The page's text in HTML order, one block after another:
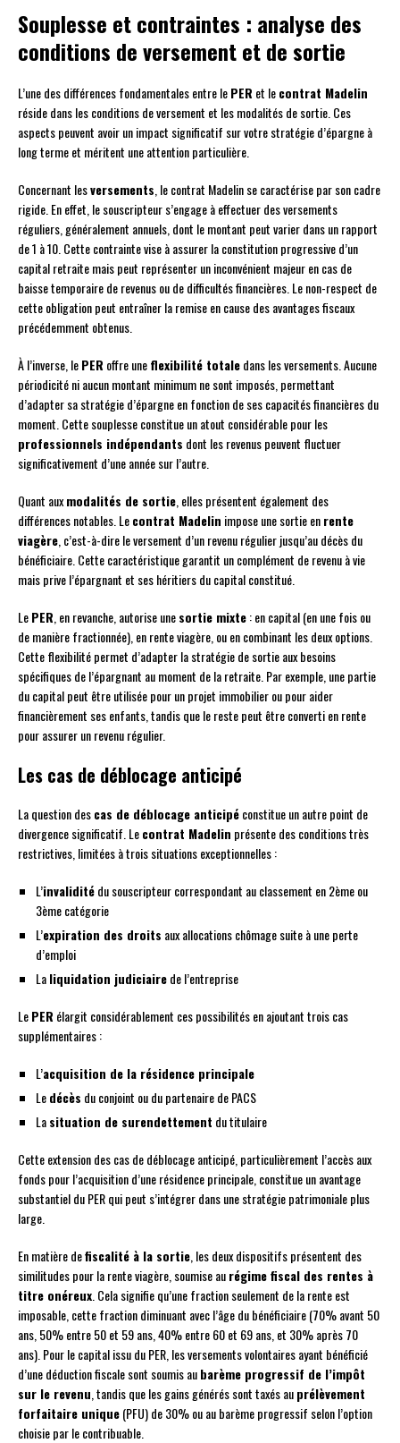
Souplesse et contraintes : analyse des
conditions de versement et de sortie
L’une des différences fondamentales entre lePER et lecontrat Madelin
réside dans les conditions de versement et les modalités de sortie. Ces
aspects peuvent avoir un impact significatif sur votre stratégie d’épargne à
long terme et méritent une attention particulière.
Concernant lesversements , le contrat Madelin se caractérise par son cadre
rigide. En effet, le souscripteur s’engage à effectuer des versements
réguliers, généralement annuels, dont le montant peut varier dans un rapport
de 1 à 10. Cette contrainte vise à assurer la constitution progressive d’un
capital retraite mais peut représenter un inconvénient majeur en cas de
baisse temporaire de revenus ou de difficultés financières. Le non-respect de
cette obligation peut entraîner la remise en cause des avantages fiscaux
précédemment obtenus.
À l’inverse, lePER offre uneflexibilité totaledans les versements. Aucune
périodicité ni aucun montant minimum ne sont imposés, permettant
d’adapter sa stratégie d’épargne en fonction de ses capacités financières du
moment. Cette souplesse constitue un atout considérable pour les
professionnels indépendants dont les revenus peuvent fluctuer
significativement d’une année sur l’autre.
Quant auxmodalités de sortie , elles présentent également des
différences notables. Lecontrat Madelin impose une sortie enrente
viagère , c’est-à-dire le versement d’un revenu régulier jusqu’au décès du
bénéficiaire. Cette caractéristique garantit un complément de revenu à vie
mais prive l’épargnant et ses héritiers du capital constitué.
LePER , en revanche, autorise unesortie mixte: en capital (en une fois ou
de manière fractionnée), en rente viagère, ou en combinant les deux options.
Cette flexibilité permet d’adapter la stratégie de sortie aux besoins
spécifiques de l’épargnant au moment de la retraite. Par exemple, une partie
du capital peut être utilisée pour un projet immobilier ou pour aider
financièrement ses enfants, tandis que le reste peut être converti en rente
pour assurer un revenu régulier.
Les cas de déblocage anticipé
La question descas de déblocage anticipéconstitue un autre point de
divergence significatif. Lecontrat Madelin présente des conditions très
restrictives, limitées à trois situations exceptionnelles :
L’invaliditédu souscripteur correspondant au classement en 2ème ou
3ème catégorie
L’expiration des droits aux allocations chômage suite à une perte
d’emploi
Laliquidation judiciairede l’entreprise
LePER élargit considérablement ces possibilités en ajoutant trois cas
supplémentaires :
L’acquisition de la résidence principale
Ledécès du conjoint ou du partenaire de PACS
Lasituation de surendettement du titulaire
Cette extension des cas de déblocage anticipé, particulièrement l’accès aux
fonds pour l’acquisition d’une résidence principale, constitue un avantage
substantiel du PER qui peut s’intégrer dans une stratégie patrimoniale plus
large.
En matière defiscalité à la sortie , les deux dispositifs présentent des
similitudes pour la rente viagère, soumise aurégime fiscal des rentes à
titre onéreux . Cela signifie qu’une fraction seulement de la rente est
imposable, cette fraction diminuant avec l’âge du bénéficiaire (70% avant 50
ans, 50% entre 50 et 59 ans, 40% entre 60 et 69 ans, et 30% après 70
ans). Pour le capital issu du PER, les versements volontaires ayant bénéficié
d’une déduction fiscale sont soumis aubarème progressif de l’impôt
sur le revenu , tandis que les gains générés sont taxés auprélèvement
forfaitaire unique(PFU) de 30% ou au barème progressif selon l’option
choisie par le contribuable.